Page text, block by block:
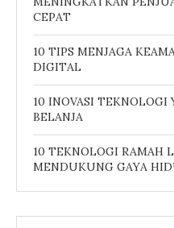
CEPAT
10 TIPS MENJAGA
DIGITAL
10 INOVASI TEKNOLOGI
BELANJA
10 TEKNOLOGI RAMAH
MENDUKUNG GAYA